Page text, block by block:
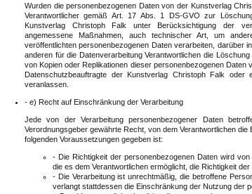
Wurden die personenbezogenen Daten von der Kunstverlag
Verantwortlicher gemäß Art. 17 Abs. 1 DS-GVO zur
Kunstverlag Christoph Falk unter Berücksichtigung der
angemessene Maßnahmen, auch technischer Art, um
veröffentlichten personenbezogenen Daten verarbeiten, darüber
anderen für die Datenverarbeitung Verantwortlichen die
von Kopien oder Replikationen dieser personenbezogenen
Datenschutzbeauftragte der Kunstverlag Christoph Falk
veranlassen.
- e) Recht auf Einschränkung der Verarbeitung
Jede von der Verarbeitung personenbezogener Daten
Verordnungsgeber gewährte Recht, von dem Verantwortlichen
folgenden Voraussetzungen gegeben ist:
- Die Richtigkeit der personenbezogenen Daten wird
die es dem Verantwortlichen ermöglicht, die Richtigkeit
- Die Verarbeitung ist unrechtmäßig, die betroffene
verlangt stattdessen die Einschränkung der Nutzung der